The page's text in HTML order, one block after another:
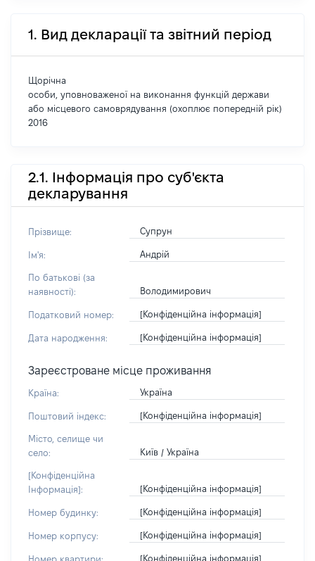
1. Вид декларації та звітний період
Щорічна
особи, уповноваженої на виконання функцій держави
або місцевого самоврядування (охоплює попередній рік)
2016
2.1. Інформація про суб'єкта
декларування
Прізвище: Супрун
Ім'я: Андрій
По батькові (за
наявності):
Володимирович
Податковий номер: [Конфіденційна інформація]
Дата народження: [Конфіденційна інформація]
Зареєстроване місце проживання
Країна: Україна
Поштовий індекс: [Конфіденційна інформація]
Місто, селище чи
село:
Київ / Україна
[Конфіденційна
Інформація]:
[Конфіденційна інформація]
Номер будинку: [Конфіденційна інформація]
Номер корпусу: [Конфіденційна інформація]
Номер квартири: [Конфіденційна інформація]